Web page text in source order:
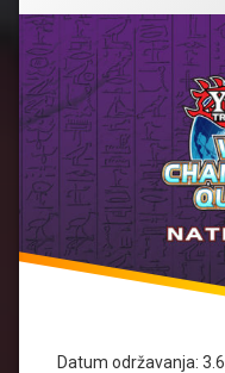
Datum održavanja: